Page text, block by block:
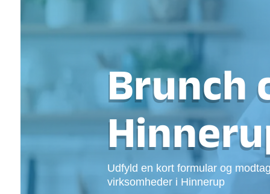
Hårde hvidevare
Hjælp til mobil, pc, tv
Installation af
Møbelsamling og
Ophængning af
Opsætning af
Tømrer
Tunge løft
Underholdning
Brunch
Udfyld en kort formular og
virksomheder i Hinnerup